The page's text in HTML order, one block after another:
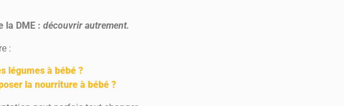
la DME : découvrir autrement.
:
légumes à bébé ?
la nourriture à bébé ?